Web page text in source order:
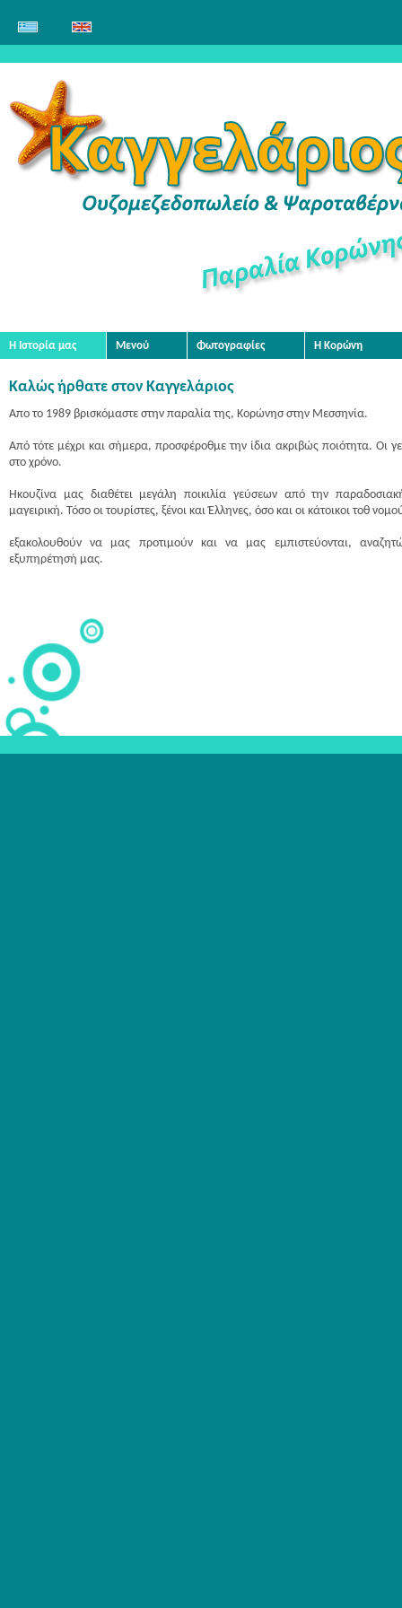
Η Ιστορία μας Μενού Φωτογραφίες Η Κορώνη
Καλώς ήρθατε στον Καγγελάριος
Απο το 1989 βρισκόμαστε στην παραλία της, Κορώνησ στην Μεσσηνία.
Από τότε μέχρι και σήμερα, προσφέροθμε την ίδια ακριβώς ποιότητα. Οι
στο χρόνο.
Ηκουζίνα μας διαθέτει μεγάλη ποικιλία γεύσεων από την
μαγειρική. Τόσο οι τουρίστες, ξένοι και Έλληνες, όσο και οι κάτοικοι τοθ
εξακολουθούν να μας προτιμούν και να μας εμπιστεύονται,
εξυπηρέτησή μας.